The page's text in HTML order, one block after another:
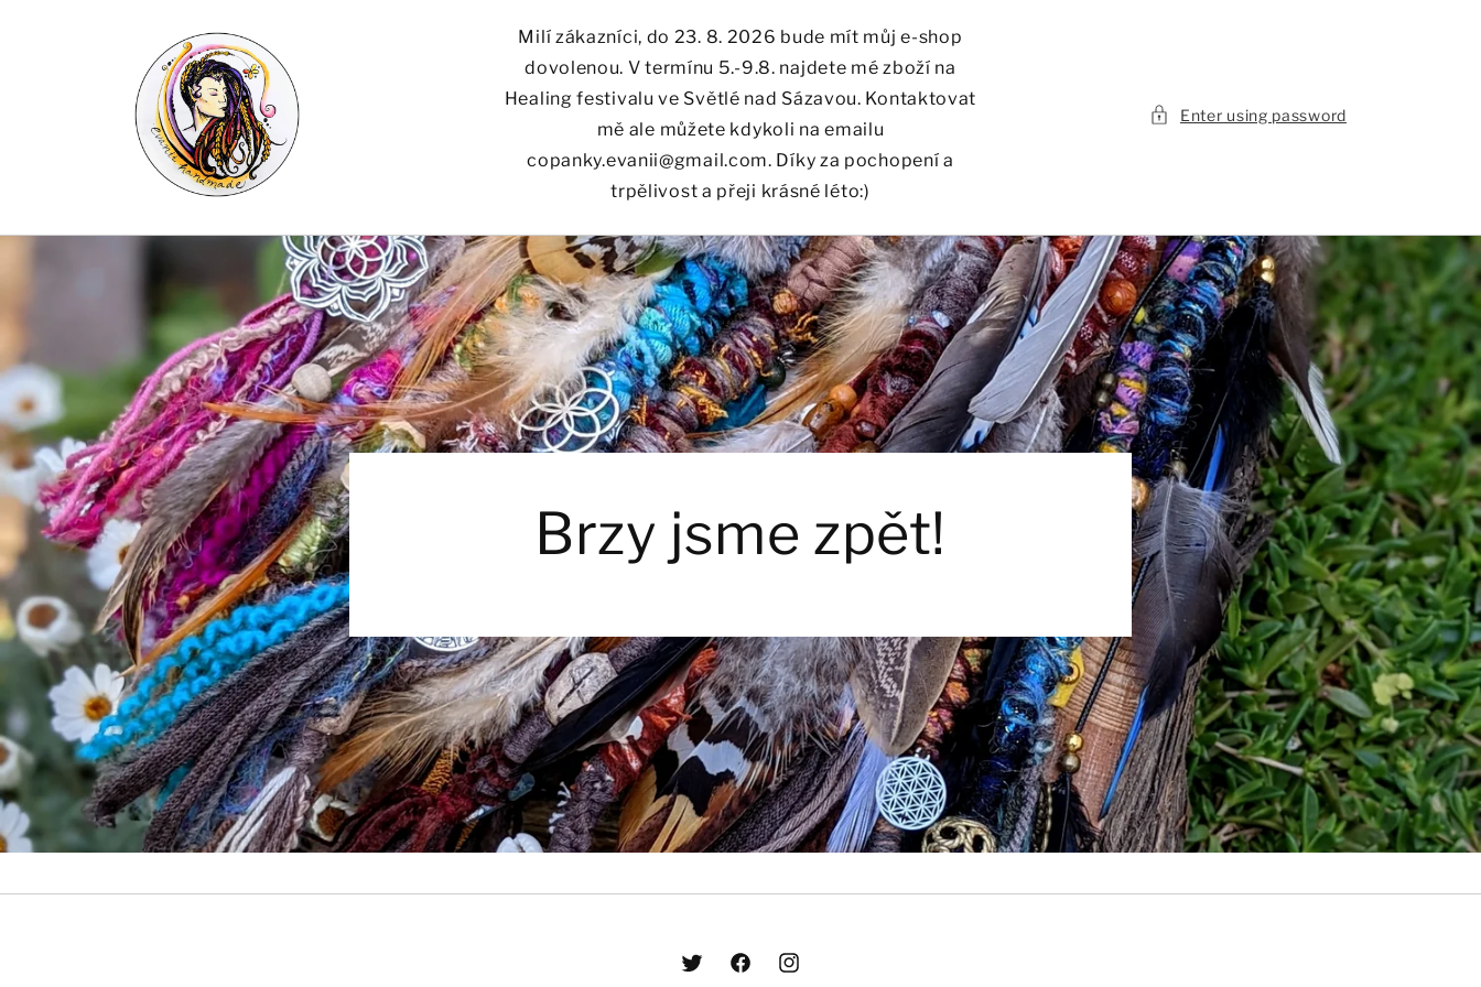
Milí zákazníci, do 23. 8. 2026 bude mít můj e-shop
dovolenou. V termínu 5.-9.8. najdete mé zboží na
Healing festivalu ve Světlé nad Sázavou. Kontaktovat
mě ale můžete kdykoli na emailu
copanky.evanii@gmail.com. Díky za pochopení a
trpělivost a přeji krásné léto:)
Enter using password
Brzy jsme zpět!
TwitterFacebookInstagram